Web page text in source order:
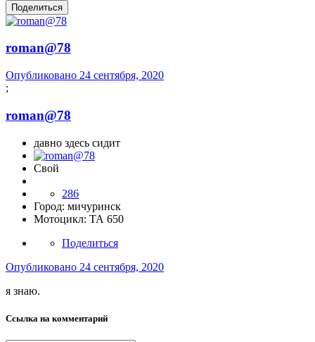
Поделиться
roman@78
Опубликовано 24 сентября, 2020
;
roman@78
давно здесь сидит
Свой
286
Город: мичуринск
Мотоцикл: ТА 650
Поделиться
Опубликовано 24 сентября, 2020
я знаю.
Ссылка на комментарий